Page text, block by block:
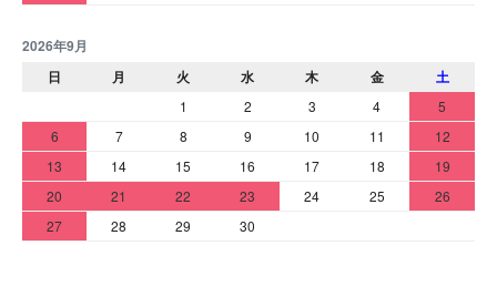
2026年9月
日
月 火 水 木 金 土
1 2 3 4
5
6
7 8 9 10 11
12
13
14 15 16 17 18
19
20
21 22 23 24 25
26
27
28 29 30